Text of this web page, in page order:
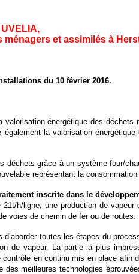
et assimilés à
du 10 février 2016.
énergétique des
la valorisation
grâce à un système four/
représentant la
inscrite dans le
h/ligne, une production de vapeur
voies de chemin de fer ou de routes.
toutes les étapes du
de vapeur. La partie la plus
en continu mis en place afin
meilleures technologies